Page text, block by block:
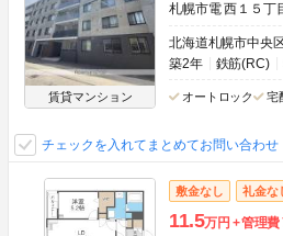
賃貸マンション
札幌市電 西１５丁
北海道札幌市中央
築2年
鉄筋(RC)
オートロック 宅
チェックを入れてまとめてお問い合わせ
敷金なし 礼金な
11.5万円 管理費